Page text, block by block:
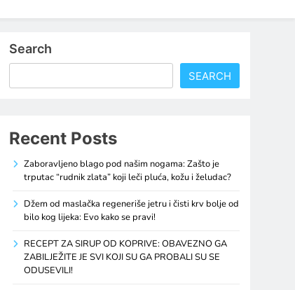
Search
SEARCH
Recent Posts
Zaboravljeno blago pod našim nogama: Zašto je
trputac “rudnik zlata” koji leči pluća, kožu i želudac?
Džem od maslačka regeneriše jetru i čisti krv bolje od
bilo kog lijeka: Evo kako se pravi!
RECEPT ZA SIRUP OD KOPRIVE: OBAVEZNO GA
ZABILJEŽITE JE SVI KOJI SU GA PROBALI SU SE
ODUSEVILI!